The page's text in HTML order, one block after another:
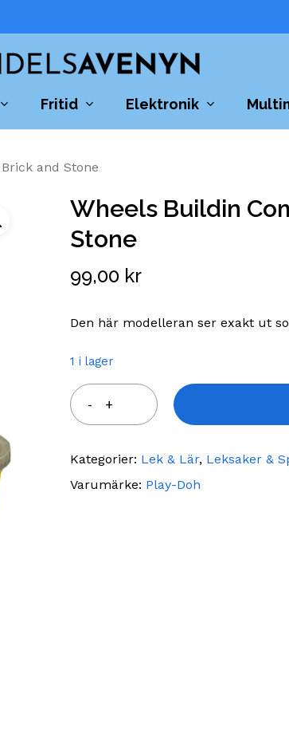
Fritid Elektronik
Cart
and Stone
Wheels Buildin
Stone
99,00 kr
Den här modelleran ser exakt ut
1 i lager
Kategorier: Lek & Lär, Leksaker &
Varumärke: Play-Doh